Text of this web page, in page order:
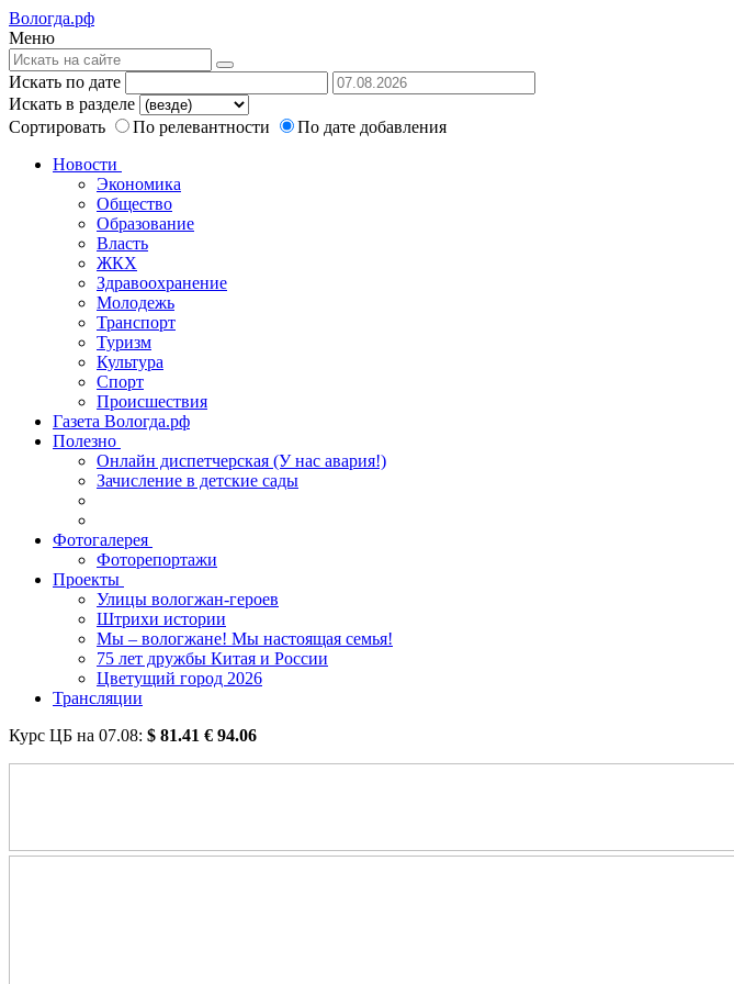
Вологда.рф
Меню
Искать по дате
Искать в разделе
Сортировать
По релевантности
По дате добавления
Новости
Экономика
Общество
Образование
Власть
ЖКХ
Здравоохранение
Молодежь
Транспорт
Туризм
Культура
Спорт
Происшествия
Газета Вологда.рф
Полезно
Онлайн диспетчерская (У нас авария!)
Зачисление в детские сады
Фотогалерея
Фоторепортажи
Проекты
Улицы вологжан-героев
Штрихи истории
Мы – вологжане! Мы настоящая семья!
75 лет дружбы Китая и России
Цветущий город 2026
Трансляции
Курс ЦБ на 07.08: $ 81.41 € 94.06